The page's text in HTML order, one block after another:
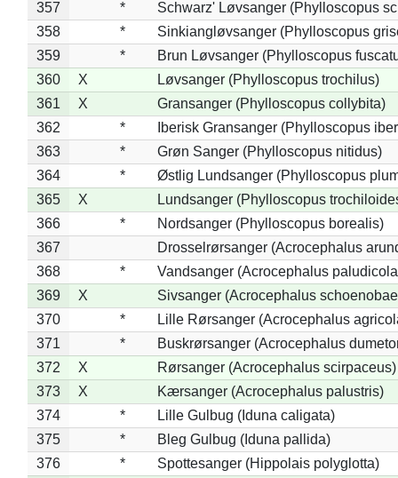
357 *
Schwarz' Løvsanger (Phylloscopus
358
*
Sinkiangløvsanger (Phylloscopus
359
*
Brun Løvsanger (Phylloscopus
360
X
Løvsanger (Phylloscopus trochilus)
361
X
Gransanger (Phylloscopus collybita)
362
*
Iberisk Gransanger (Phylloscopus
363
*
Grøn Sanger (Phylloscopus nitidus)
364
*
Østlig Lundsanger (Phylloscopus
365
X
Lundsanger (Phylloscopus
366
*
Nordsanger (Phylloscopus borealis)
367
Drosselrørsanger (Acrocephalus
368
*
Vandsanger (Acrocephalus
369
X
Sivsanger (Acrocephalus
370
*
Lille Rørsanger (Acrocephalus
371
*
Buskrørsanger (Acrocephalus
372
X
Rørsanger (Acrocephalus scirpaceus)
373
X
Kærsanger (Acrocephalus palustris)
374
*
Lille Gulbug (Iduna caligata)
375
*
Bleg Gulbug (Iduna pallida)
376
*
Spottesanger (Hippolais polyglotta)